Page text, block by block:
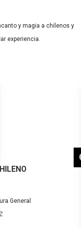
y magia a chilenos y
experiencia.
General